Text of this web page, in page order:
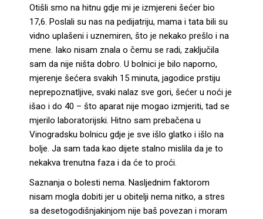
Otišli smo na hitnu gdje mi je izmjereni šećer bio
17,6. Poslali su nas na pedijatriju, mama i tata bili su
vidno uplašeni i uznemiren, što je nekako prešlo i na
mene. Iako nisam znala o čemu se radi, zaključila
sam da nije ništa dobro. U bolnici je bilo naporno,
mjerenje šećera svakih 15 minuta, jagodice prstiju
neprepoznatljive, svaki nalaz sve gori, šećer u noći je
išao i do 40 – što aparat nije mogao izmjeriti, tad se
mjerilo laboratorijski. Hitno sam prebačena u
Vinogradsku bolnicu gdje je sve išlo glatko i išlo na
bolje. Ja sam tada kao dijete stalno mislila da je to
nekakva trenutna faza i da će to proći.
Saznanja o bolesti nema. Nasljednim faktorom
nisam mogla dobiti jer u obitelji nema nitko, a stres
sa desetogodišnjakinjom nije baš povezan i moram